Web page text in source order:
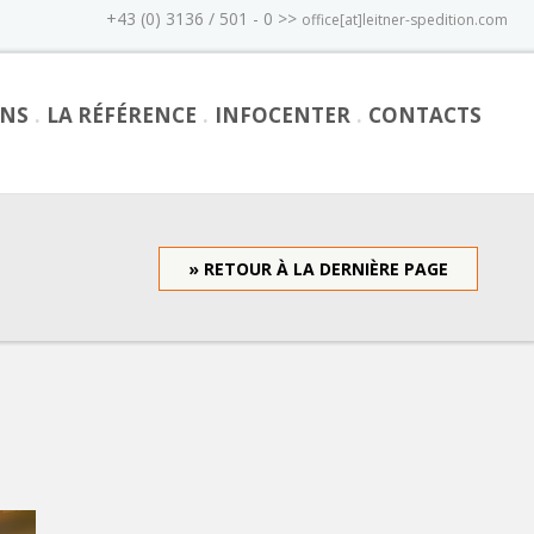
+43 (0) 3136 / 501 - 0 >> office[at]leitner-spedition.com
LA RÉFÉRENCE INFOCENTER CONTACTS
» RETOUR À LA DERNIÈRE PAGE